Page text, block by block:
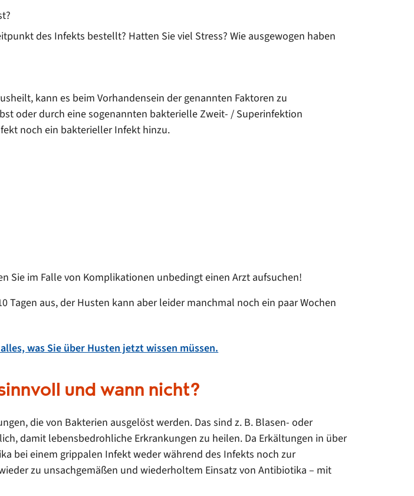
des Infekts bestellt? Hatten Sie viel Stress? Wie ausgewogen haben
kann es beim Vorhandensein der genannten Faktoren zu
oder durch eine sogenannten bakterielle Zweit- / Superinfektion
noch ein bakterieller Infekt hinzu.
Sie im Falle von Komplikationen unbedingt einen Arzt aufsuchen!
aus, der Husten kann aber leider manchmal noch ein paar Wochen
was Sie über Husten jetzt wissen müssen.
und wann nicht?
die von Bakterien ausgelöst werden. Das sind z. B. Blasen- oder
damit lebensbedrohliche Erkrankungen zu heilen. Da Erkältungen in über
bei einem grippalen Infekt weder während des Infekts noch zur
zu unsachgemäßen und wiederholtem Einsatz von Antibiotika – mit